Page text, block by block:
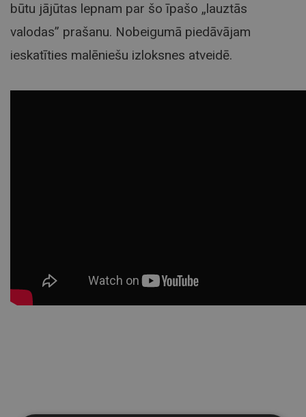
būtu jājūtas lepnam par šo īpašo „lauztās
valodas” prašanu. Nobeigumā piedāvājam
ieskatīties malēniešu izloksnes atveidē.